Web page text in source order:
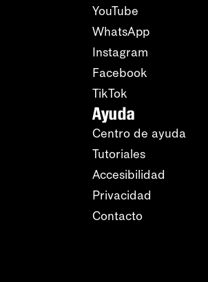
YouTube
WhatsApp
Instagram
Facebook
TikTok
Ayuda
Centro de ayuda
Tutoriales
Accesibilidad
Privacidad
Contacto